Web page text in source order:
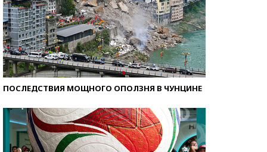
ПОСЛЕДСТВИЯ МОЩНОГО ОПОЛЗНЯ В ЧУНЦИНЕ